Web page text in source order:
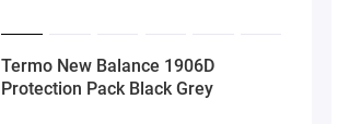
Termo New Balance 1906D
Protection Pack Black Grey